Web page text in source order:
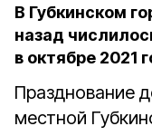
В Губкинском
назад
в октябре 2021
Празднование
местной